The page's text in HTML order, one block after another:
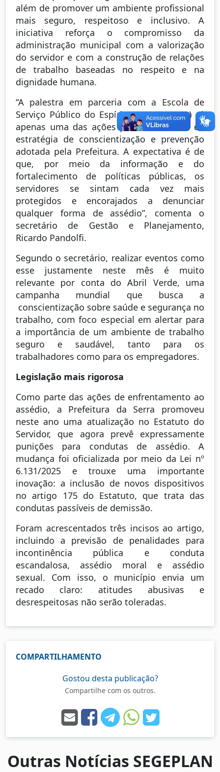
além de promover um ambiente profissional
mais seguro, respeitoso e inclusivo. A
iniciativa reforça o compromisso da
administração municipal com a valorização
do servidor e com a construção de relações
de trabalho baseadas no respeito e na
dignidade humana.
“A palestra em parceria com a Escola de
Serviço Público do Espírito Santo (Esesp) é
apenas uma das ações previstas dentro da
estratégia de conscientização e prevenção
adotada pela Prefeitura. A expectativa é de
que, por meio da informação e do
fortalecimento de políticas públicas, os
servidores se sintam cada vez mais
protegidos e encorajados a denunciar
qualquer forma de assédio”, comenta o
secretário de Gestão e Planejamento,
Ricardo Pandolfi.
Segundo o secretário, realizar eventos como
esse justamente neste mês é muito
relevante por conta do Abril Verde, uma
campanha mundial que busca a
conscientização sobre saúde e segurança no
trabalho, com foco especial em alertar para
a importância de um ambiente de trabalho
seguro e saudável, tanto para os
trabalhadores como para os empregadores.
Legislação mais rigorosa
Como parte das ações de enfrentamento ao
assédio, a Prefeitura da Serra promoveu
neste ano uma atualização no Estatuto do
Servidor, que agora prevê expressamente
punições para condutas de assédio. A
mudança foi oficializada por meio da Lei nº
6.131/2025 e trouxe uma importante
inovação: a inclusão de novos dispositivos
no artigo 175 do Estatuto, que trata das
condutas passíveis de demissão.
Foram acrescentados três incisos ao artigo,
incluindo a previsão de penalidades para
incontinência pública e conduta
escandalosa, assédio moral e assédio
sexual. Com isso, o município envia um
recado claro: atitudes abusivas e
desrespeitosas não serão toleradas.
COMPARTILHAMENTO
Gostou desta publicação?
Compartilhe com os outros.
Outras Notícias SEGEPLAN